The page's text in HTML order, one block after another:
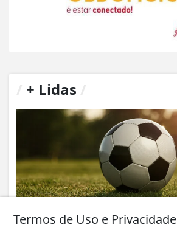
+ Lidas
Termos de Uso e Privacidade